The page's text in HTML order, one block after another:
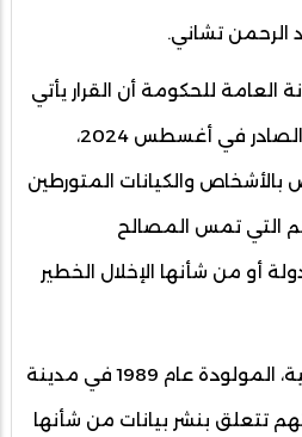
الرحمن تشاني.
العامة للحكومة أن القرار يأتي
استنادا إلى الأمر القانوني الصادر في أغسطس 2024،
والكيانات المتورطين
التي تمس المصالح
أو من شأنها الإخلال الخطير
وبحسب البيان، فإن المعنية، المولودة عام 1989 في مدينة
تتعلق بنشر بيانات من شأنها